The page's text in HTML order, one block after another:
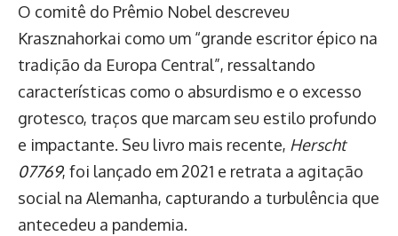
O comitê do Prêmio Nobel descreveu
Krasznahorkai como um “grande escritor épico na
tradição da Europa Central”, ressaltando
características como o absurdismo e o excesso
grotesco, traços que marcam seu estilo profundo
e impactante. Seu livro mais recente, Herscht
07769, foi lançado em 2021 e retrata a agitação
social na Alemanha, capturando a turbulência que
antecedeu a pandemia.